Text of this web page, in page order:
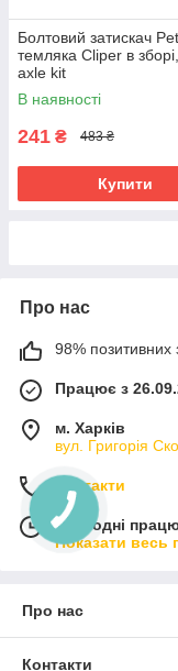
Болтовий затискач
темляка Cliper в
axle kit
В наявності
241 ₴ 483 ₴
Купити
Про нас
98% позитивних
Працює з
м. Харків
вул. Григорія
Контакти
Сьогодні
Показати весь
Про нас
Контакти